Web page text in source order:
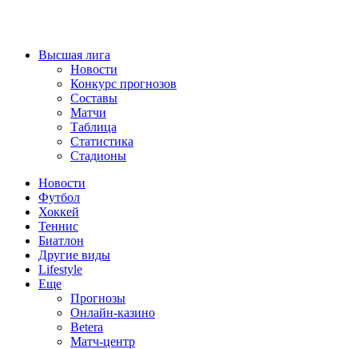
Высшая лига
Новости
Конкурс прогнозов
Составы
Матчи
Таблица
Статистика
Стадионы
Новости
Футбол
Хоккей
Теннис
Биатлон
Другие виды
Lifestyle
Еще
Прогнозы
Онлайн-казино
Betera
Матч-центр